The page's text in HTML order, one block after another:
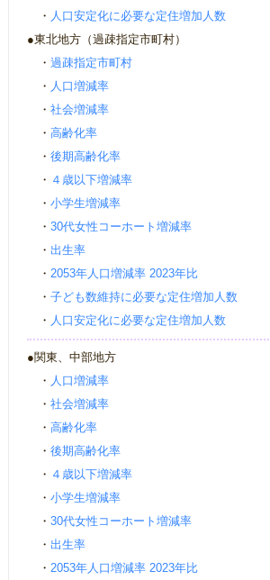
・ 人口安定化に必要な定住増加人数
●東北地方（過疎指定市町村）
・ 過疎指定市町村
・ 人口増減率
・ 社会増減率
・ 高齢化率
・ 後期高齢化率
・ ４歳以下増減率
・ 小学生増減率
・ 30代女性コーホート増減率
・ 出生率
・ 2053年人口増減率 2023年比
・ 子ども数維持に必要な定住増加人数
・ 人口安定化に必要な定住増加人数
●関東、中部地方
・ 人口増減率
・ 社会増減率
・ 高齢化率
・ 後期高齢化率
・ ４歳以下増減率
・ 小学生増減率
・ 30代女性コーホート増減率
・ 出生率
・ 2053年人口増減率 2023年比